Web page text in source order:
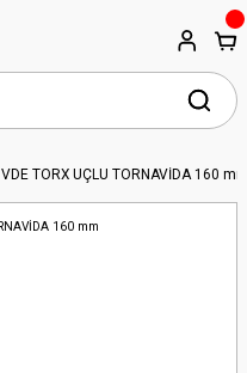
VDE TORX UÇLU TORNAVİDA 160